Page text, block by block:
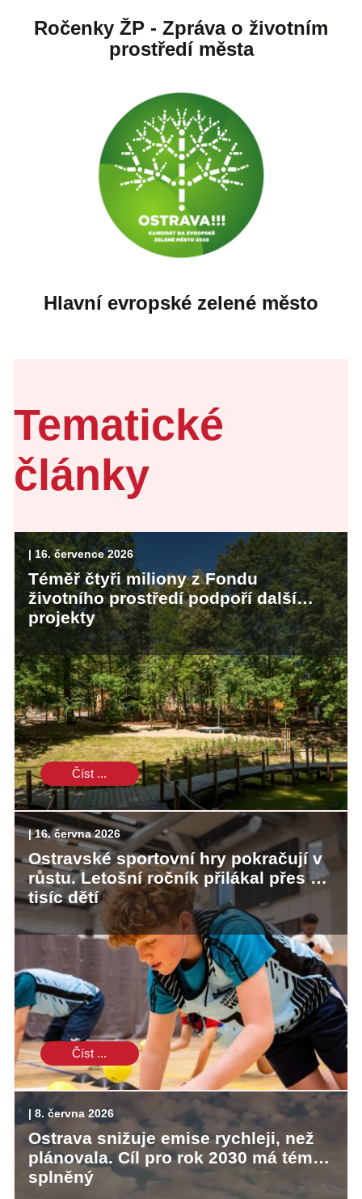
Ročenky ŽP - Zpráva o životním
prostředí města
Hlavní evropské zelené město
Tematické
články
| 16. července 2026
Téměř čtyři miliony z Fondu
životního prostředí podpoří další
projekty
Číst ...
| 16. června 2026
Ostravské sportovní hry pokračují v
růstu. Letošní ročník přilákal přes 20
tisíc dětí
Číst ...
| 8. června 2026
Ostrava snižuje emise rychleji, než
plánovala. Cíl pro rok 2030 má téměř
splněný